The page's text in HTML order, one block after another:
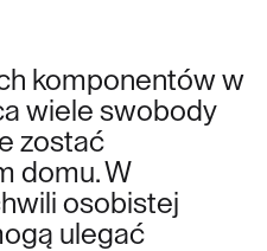
komponentów w
wiele swobody
zostać
domu. W
osobistej
ulegać